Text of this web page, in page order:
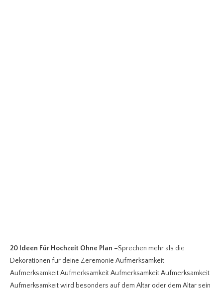
20 Ideen Für Hochzeit Ohne Plan –Sprechen mehr als die
Dekorationen für deine Zeremonie Aufmerksamkeit
Aufmerksamkeit Aufmerksamkeit Aufmerksamkeit Aufmerksamkeit
Aufmerksamkeit wird besonders auf dem Altar oder dem Altar sein